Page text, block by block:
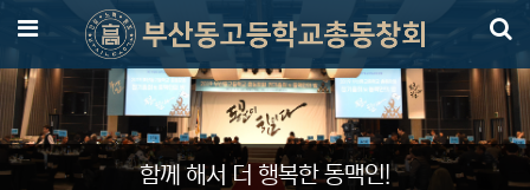
함께 해서 더 행복한 동맥인!
메뉴